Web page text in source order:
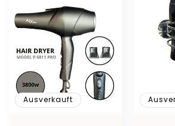
o
r
eAusverkauft